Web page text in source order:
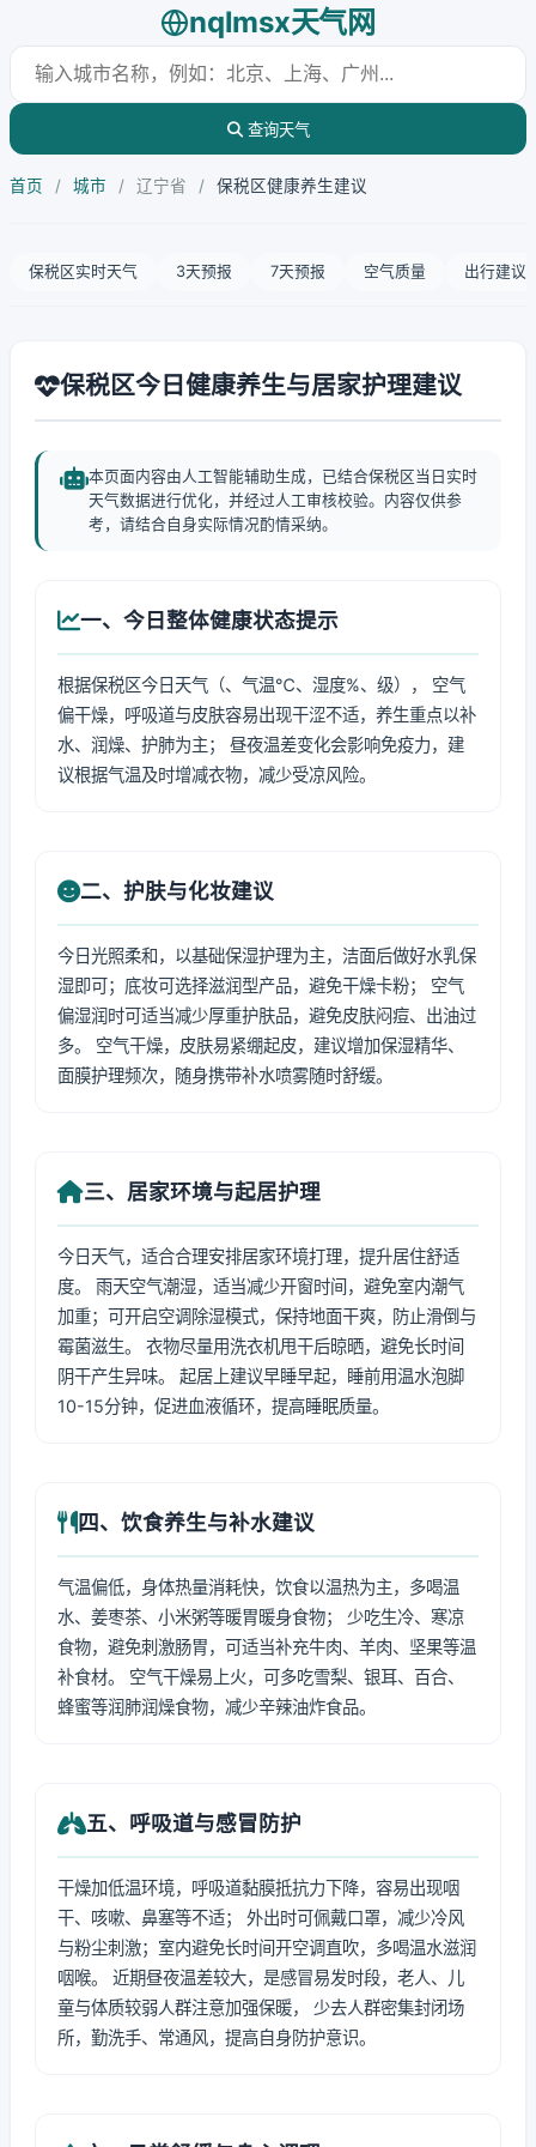
nqlmsx天气网
查询天气
首页 / 城市 / 辽宁省 / 保税区健康养生建议
保税区实时天气 3天预报 7天预报 空气质量 出行建议
保税区今日健康养生与居家护理建议
本页面内容由人工智能辅助生成，已结合保税区当日实时
天气数据进行优化，并经过人工审核校验。内容仅供参
考，请结合自身实际情况酌情采纳。
一、今日整体健康状态提示
根据保税区今日天气（、气温℃、湿度%、级）， 空气
偏干燥，呼吸道与皮肤容易出现干涩不适，养生重点以补
水、润燥、护肺为主； 昼夜温差变化会影响免疫力，建
议根据气温及时增减衣物，减少受凉风险。
二、护肤与化妆建议
今日光照柔和，以基础保湿护理为主，洁面后做好水乳保
湿即可；底妆可选择滋润型产品，避免干燥卡粉； 空气
偏湿润时可适当减少厚重护肤品，避免皮肤闷痘、出油过
多。 空气干燥，皮肤易紧绷起皮，建议增加保湿精华、
面膜护理频次，随身携带补水喷雾随时舒缓。
三、居家环境与起居护理
今日天气，适合合理安排居家环境打理，提升居住舒适
度。 雨天空气潮湿，适当减少开窗时间，避免室内潮气
加重；可开启空调除湿模式，保持地面干爽，防止滑倒与
霉菌滋生。 衣物尽量用洗衣机甩干后晾晒，避免长时间
阴干产生异味。 起居上建议早睡早起，睡前用温水泡脚
10-15分钟，促进血液循环，提高睡眠质量。
四、饮食养生与补水建议
气温偏低，身体热量消耗快，饮食以温热为主，多喝温
水、姜枣茶、小米粥等暖胃暖身食物； 少吃生冷、寒凉
食物，避免刺激肠胃，可适当补充牛肉、羊肉、坚果等温
补食材。 空气干燥易上火，可多吃雪梨、银耳、百合、
蜂蜜等润肺润燥食物，减少辛辣油炸食品。
五、呼吸道与感冒防护
干燥加低温环境，呼吸道黏膜抵抗力下降，容易出现咽
干、咳嗽、鼻塞等不适； 外出时可佩戴口罩，减少冷风
与粉尘刺激；室内避免长时间开空调直吹，多喝温水滋润
咽喉。 近期昼夜温差较大，是感冒易发时段，老人、儿
童与体质较弱人群注意加强保暖， 少去人群密集封闭场
所，勤洗手、常通风，提高自身防护意识。